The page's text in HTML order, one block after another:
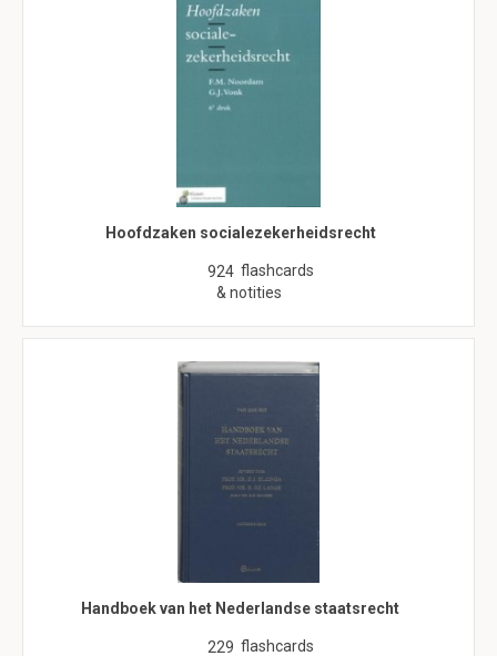
Hoofdzaken socialezekerheidsrecht
924 flashcards
& notities
Handboek van het Nederlandse staatsrecht
229 flashcards